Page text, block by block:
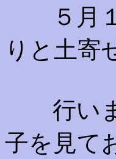
５月１
りと土寄
行いま
子を見て